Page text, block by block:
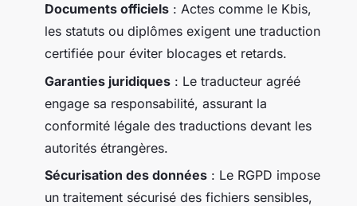
Documents officiels : Actes comme le Kbis,
les statuts ou diplômes exigent une traduction
certifiée pour éviter blocages et retards.
Garanties juridiques : Le traducteur agréé
engage sa responsabilité, assurant la
conformité légale des traductions devant les
autorités étrangères.
Sécurisation des données : Le RGPD impose
un traitement sécurisé des fichiers sensibles,